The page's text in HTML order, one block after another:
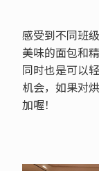
感受到不同班
美味的面包和
同时也是可以
机会，如果对
加喔！